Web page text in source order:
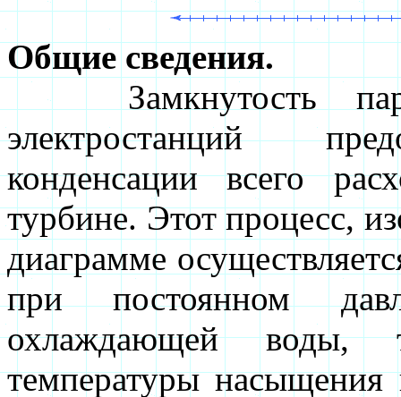
Общие сведения.
Замкнутость
электростанций
конденсации всего
турбине. Этот процесс,
диаграмме
при постоянном
охлаждающей воды,
температуры